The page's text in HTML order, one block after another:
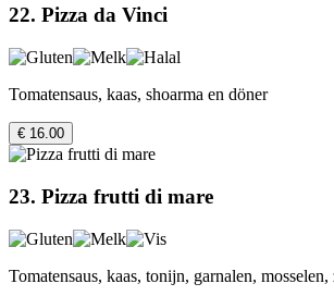
22. Pizza da Vinci
Tomatensaus, kaas, shoarma en döner
€ 16.00
23. Pizza frutti di mare
Tomatensaus, kaas, tonijn, garnalen,